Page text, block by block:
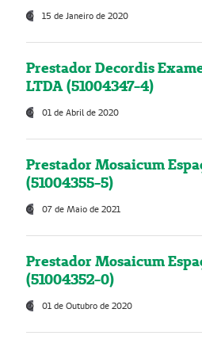
15 de Janeiro de 2020
Prestador Decordis
LTDA (51004347-4)
01 de Abril de 2020
Prestador Mosaicum
(51004355-5)
07 de Maio de 2021
Prestador Mosaicum
(51004352-0)
01 de Outubro de 2020